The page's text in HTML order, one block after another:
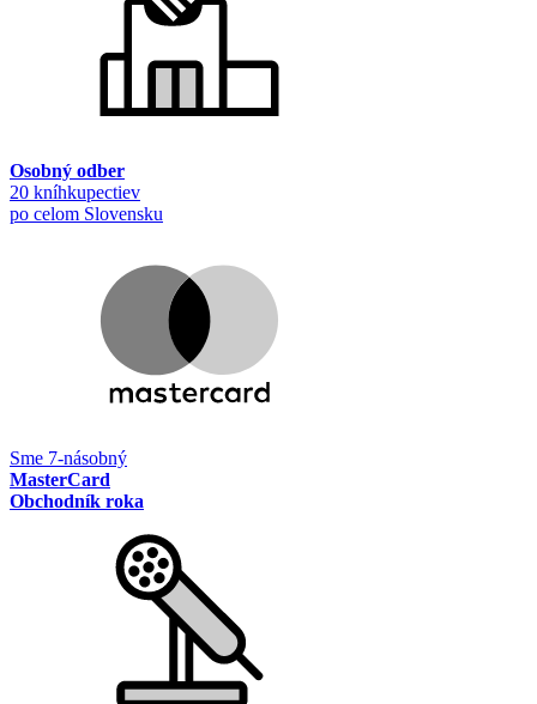
Osobný odber
20 kníhkupectiev
po celom Slovensku
Sme 7-násobný
MasterCard
Obchodník roka